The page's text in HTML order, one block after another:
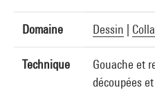
Domaine Dessin
Technique
Gouache et
découpées